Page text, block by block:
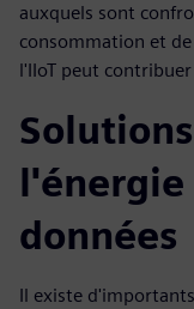
auxquels sont
consommation et
l'IIoT peut
l'énergie
données
Il existe